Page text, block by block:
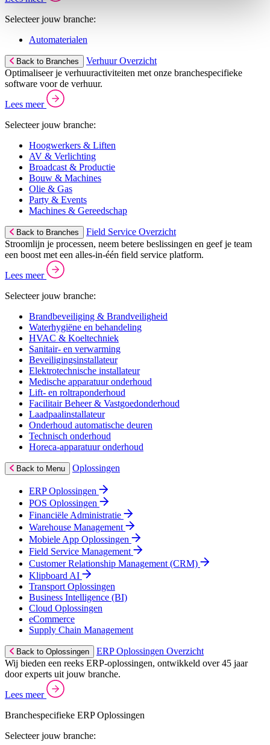
Selecteer jouw branche:
Automaterialen
Back to Branches
Verhuur Overzicht
Optimaliseer je verhuuractiviteiten met onze branchespecifieke
software voor de verhuur.
Lees meer
Selecteer jouw branche:
Hoogwerkers & Liften
AV & Verlichting
Broadcast & Productie
Bouw & Machines
Olie & Gas
Party & Events
Machines & Gereedschap
Back to Branches
Field Service Overzicht
Stroomlijn je processen, neem betere beslissingen en geef je team
een boost met een alles-in-één field service platform.
Lees meer
Selecteer jouw branche:
Brandbeveiliging & Brandveiligheid
Waterhygiëne en behandeling
HVAC & Koeltechniek
Sanitair- en verwarming
Beveiligingsinstallateur
Elektrotechnische installateur
Medische apparatuur onderhoud
Lift- en roltraponderhoud
Facilitair Beheer & Vastgoedonderhoud
Laadpaalinstallateur
Onderhoud automatische deuren
Technisch onderhoud
Horeca-apparatuur onderhoud
Back to Menu Oplossingen
ERP Oplossingen
POS Oplossingen
Financiële Administratie
Warehouse Management
Mobiele App Oplossingen
Field Service Management
Customer Relationship Management (CRM)
Klipboard AI
Transport Oplossingen
Business Intelligence (BI)
Cloud Oplossingen
eCommerce
Supply Chain Management
Back to Oplossingen
ERP Oplossingen Overzicht
Wij bieden een reeks ERP-oplossingen, ontwikkeld over 45 jaar
door experts uit jouw branche.
Lees meer
Branchespecifieke ERP Oplossingen
Selecteer jouw branche: